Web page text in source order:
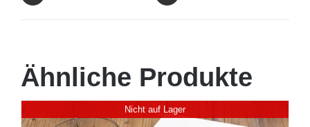
Ähnliche Produkte
Nicht auf Lager